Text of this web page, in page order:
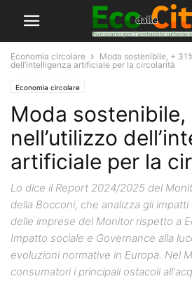
Economia circolare
Moda sostenibile, +
dell’intelligenza artificiale per la circolarità
Economia circolare
Moda sostenibile,
nell’utilizzo
artificiale per la
Lo dice il Report 2024/2025 del
della Bocconi, che analizza gli
delle imprese del Monitor rispetto a
Impatto sociale e Governance alla
evoluzioni normative in Europa. Nel
consumatori i principali ostacoli